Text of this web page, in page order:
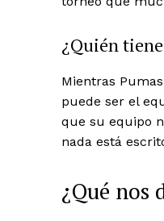
¿Quién
Mientras
puede ser el
que su equipo
nada está
¿Qué nos